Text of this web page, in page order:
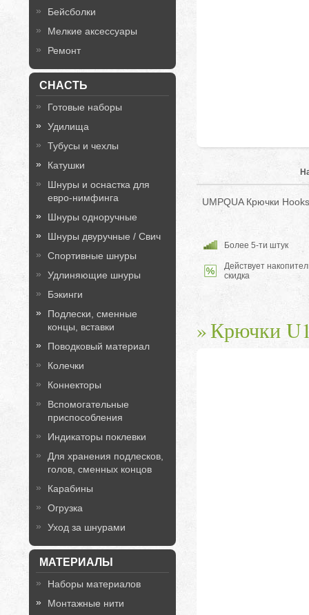
Бейсболки
Мелкие аксессуары
Ремонт
СНАСТЬ
Готовые наборы
Удилища
Тубусы и чехлы
Катушки
Шнуры и оснастка для
евро-нимфинга
Шнуры одноручные
Шнуры двуручные / Свич
Спортивные шнуры
Удлиняющие шнуры
Бэкинги
Подлески, сменные
концы, вставки
Поводковый материал
Колечки
Коннекторы
Вспомогательные
приспособления
Индикаторы поклевки
Для хранения подлесков,
голов, сменных концов
Карабины
Огрузка
Уход за шнурами
МАТЕРИАЛЫ
Наборы материалов
Монтажные нити
UMPQUA Крючки
Более 5-ти штук
Действует
скидка
Крючки